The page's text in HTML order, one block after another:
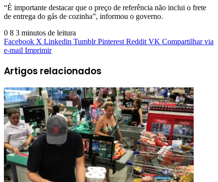
“É importante destacar que o preço de referência não inclui o frete
de entrega do gás de cozinha”, informou o governo.
0 8 3 minutos de leitura
Facebook X Linkedin Tumblr Pinterest Reddit VK Compartilhar via
e-mail Imprimir
Artigos relacionados